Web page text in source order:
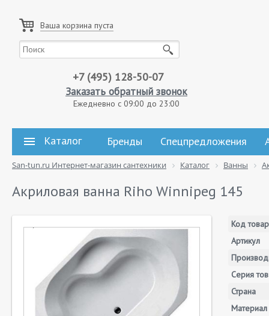
Ваша корзина пуста
+7 (495) 128-50-07
Заказать обратный звонок
Ежедневно с 09:00 до 23:00
Каталог Бренды Спецпредложения
San-tun.ru Интернет-магазин сантехники Каталог Ванны
Акриловая ванна Riho Winnipeg 145
Код
Артикул
Серия
Страна
Материал